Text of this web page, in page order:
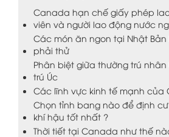
Canada hạn chế giấy phép
viên và người lao động nước
Các món ăn ngon tại Nhật
phải thử
Phân biệt giữa thường trú nhân
trú Úc
Các lĩnh vực kinh tế mạnh của
Chọn tỉnh bang nào để định
khí hậu tốt nhất ?
Thời tiết tại Canada như thế